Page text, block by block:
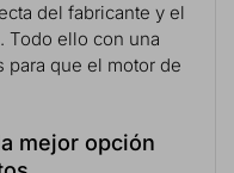
del fabricante y el
Todo ello con una
para que el motor de
mejor opción